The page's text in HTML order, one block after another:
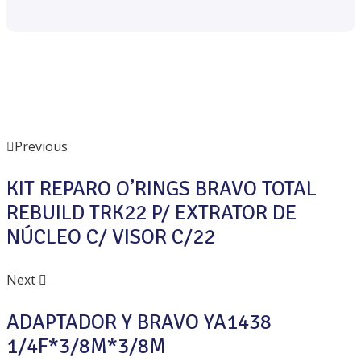
Previous
KIT REPARO O’RINGS BRAVO TOTAL
REBUILD TRK22 P/ EXTRATOR DE
NÚCLEO C/ VISOR C/22
Next
ADAPTADOR Y BRAVO YA1438
1/4F*3/8M*3/8M